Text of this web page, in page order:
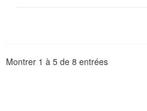
Montrer 1 à 5 de 8 entrées